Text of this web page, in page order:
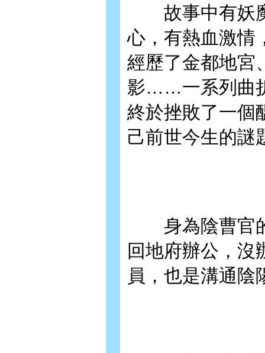
故事中有妖魔
心，有熱血激情
經歷了金都地宮
影……一系列曲
終於挫敗了一個
己前世今生的謎
身為陰曹官的
回地府辦公，沒
員，也是溝通陰